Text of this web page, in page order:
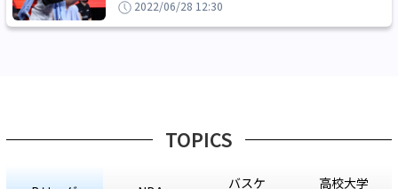
どれだけできるかを初めて知りました」
2022/06/28 12:30
TOPICS
バスケ
高校大学